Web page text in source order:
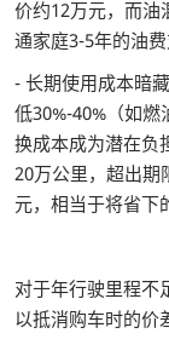
价约12万元，而油
通家庭3-5年的油费
- 长期使用成本暗
低30%-40%（如
换成本成为潜在负
20万公里，超出期
元，相当于将省下
对于年行驶里程不
以抵消购车时的价